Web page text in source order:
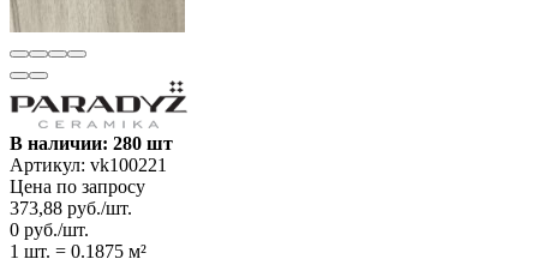
В наличии: 280 шт
Артикул: vk100221
Цена по запросу
373,88 руб./шт.
0 руб./шт.
1 шт. = 0.1875 м²